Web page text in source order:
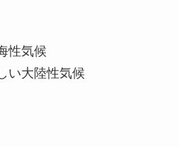
性気候
い大陸性気候